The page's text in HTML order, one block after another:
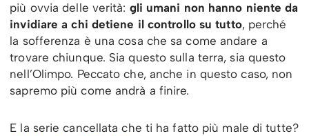
più ovvia delle verità: gli umani non hanno niente da
invidiare a chi detiene il controllo su tutto, perché
la sofferenza è una cosa che sa come andare a
trovare chiunque. Sia questo sulla terra, sia questo
nell’Olimpo. Peccato che, anche in questo caso, non
sapremo più come andrà a finire.
E la serie cancellata che ti ha fatto più male di tutte?